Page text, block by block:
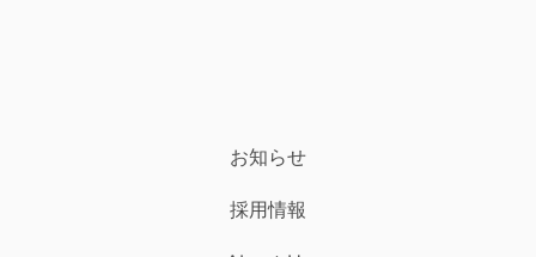
お知らせ
採用情報